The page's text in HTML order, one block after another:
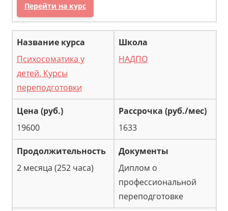
Перейти на курс
Психосоматика у
детей. Курсы
переподготовки
НАДПО
19600 1633
2 месяца (252 часа)
Диплом о
профессиональной
переподготовке